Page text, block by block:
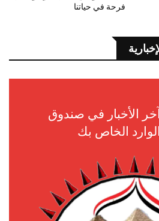
فرحة في حياتنا
الأخبار في صندوق
الوارد الخاص بك